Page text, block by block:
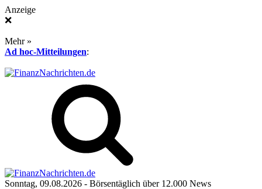
Anzeige
❌
Mehr »
Ad hoc-Mitteilungen:
Sonntag, 09.08.2026 - Börsentäglich über 12.000 News